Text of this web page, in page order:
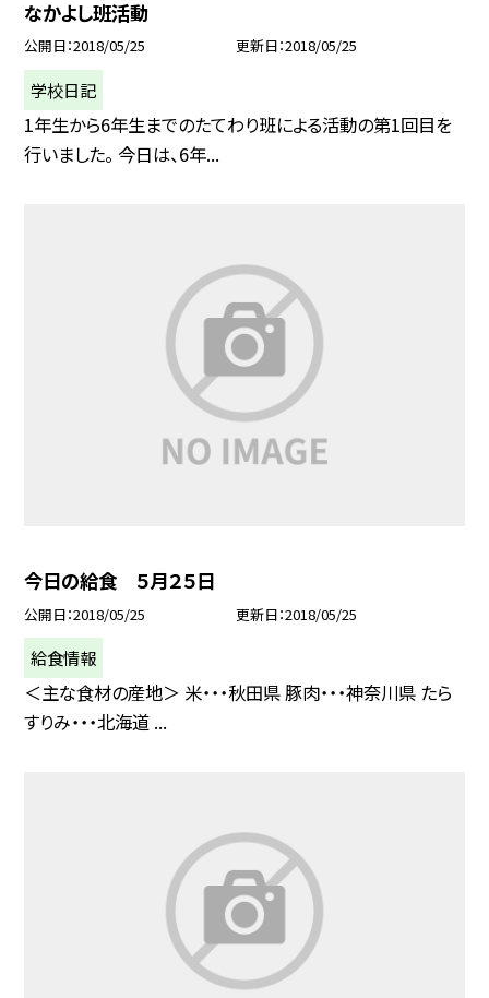
なかよし班活動
公開日 2018/05/25 更新日 2018/05/25
学校日記
1年生から6年生までのたてわり班による活動の第1回目を
行いました。 今日は、6年...
今日の給食 ５月２５日
公開日 2018/05/25 更新日 2018/05/25
給食情報
＜主な食材の産地＞ 米・・・秋田県 豚肉・・・神奈川県 たら
すりみ・・・北海道 ...